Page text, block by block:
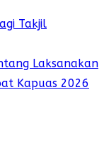
Takjil
Laksanakan
Kapuas 2026